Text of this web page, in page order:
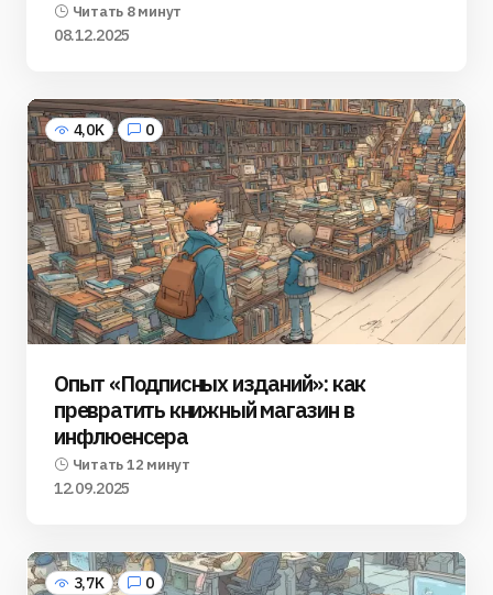
Читать 8 минут
08.12.2025
4,0K 0
Опыт «Подписных изданий»: как
превратить книжный магазин в
инфлюенсера
Читать 12 минут
12.09.2025
3,7K 0